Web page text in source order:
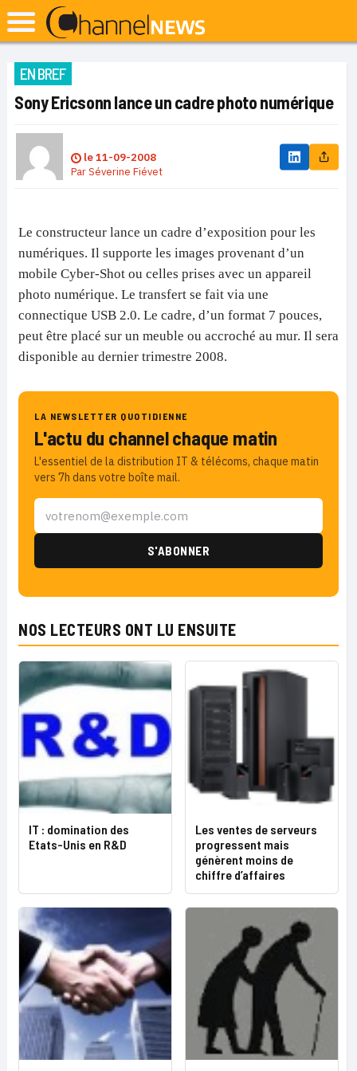
EN BREF
Sony Ericsonn lance un cadre photo numérique
le11-09-2008
ParSéverine Fiévet
Le constructeur lance un cadre d’exposition pour les
numériques. Il supporte les images provenant d’un
mobile Cyber-Shot ou celles prises avec un appareil
photo numérique. Le transfert se fait via une
connectique USB 2.0. Le cadre, d’un format 7 pouces,
peut être placé sur un meuble ou accroché au mur. Il sera
disponible au dernier trimestre 2008.
LA NEWSLETTER QUOTIDIENNE
L'actu du channel chaque matin
L'essentiel de la distribution IT & télécoms, chaque matin
vers 7h dans votre boîte mail.
NOS LECTEURS ONT LU ENSUITE
IT : domination des
Etats-Unis en R&D
Les ventes de serveurs
progressent mais
génèrent moins de
chiffre d’affaires